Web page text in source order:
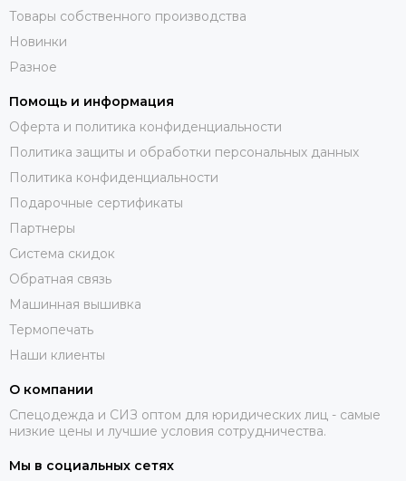
Товары собственного производства
Новинки
Разное
Помощь и информация
Оферта и политика конфиденциальности
Политика защиты и обработки персональных данных
Политика конфиденциальности
Подарочные сертификаты
Партнеры
Система скидок
Обратная связь
Машинная вышивка
Термопечать
Наши клиенты
О компании
Спецодежда и СИЗ оптом для юридических лиц - самые
низкие цены и лучшие условия сотрудничества.
Мы в социальных сетях